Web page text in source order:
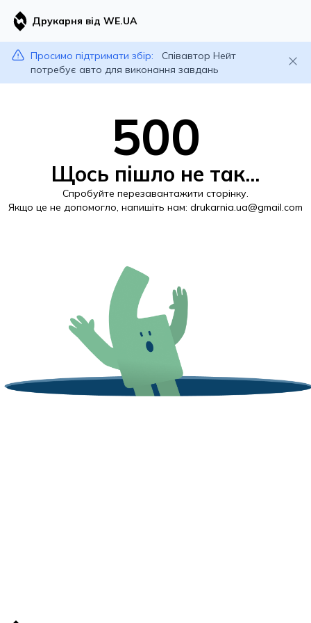
Друкарня від WE.UA
Просимо підтримати збір:
Співавтор Нейт
потребує авто для виконання завдань
500
Щось пішло не так...
Спробуйте перезавантажити сторінку.
Якщо це не допомогло, напишіть нам: drukarnia.ua@gmail.com